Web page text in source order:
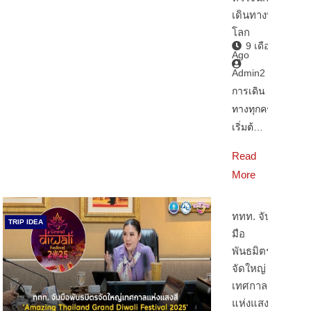
เดินทางทั่ว
โลก
9 เดือน
Ago
Admin2
การเดิน
ทางทุกครั้ง
เริ่มต้…
Read
More
TRIP IDEA
ททท. จับ
มือ
พันธมิตร
จัดใหญ่
เทศกาล
แห่งแสงสี